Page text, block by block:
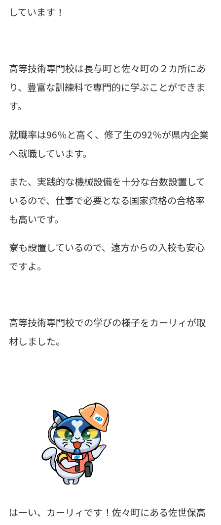
しています！
高等技術専門校は長与町と佐々町の２カ所にあ
り、豊富な訓練科で専門的に学ぶことができま
す。
就職率は96％と高く、修了生の92％が県内企業
へ就職しています。
また、実践的な機械設備を十分な台数設置して
いるので、仕事で必要となる国家資格の合格率
も高いです。
寮も設置しているので、遠方からの入校も安心
ですよ。
高等技術専門校での学びの様子をカーリィが取
材しました。
はーい、カーリィです！佐々町にある佐世保高